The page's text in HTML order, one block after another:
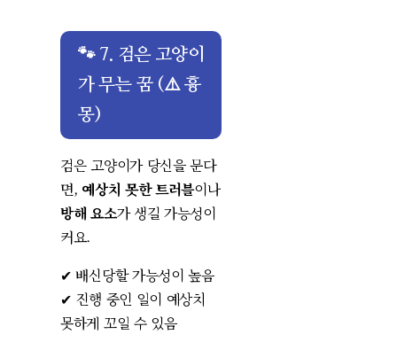
🐾 7. 검은 고양이
가 무는 꿈 (⚠️ 흉
몽)
검은 고양이가 당신을 문다
면, 예상치 못한 트러블이나
방해 요소가 생길 가능성이
커요.
✔ 배신당할 가능성이 높음
✔ 진행 중인 일이 예상치
못하게 꼬일 수 있음